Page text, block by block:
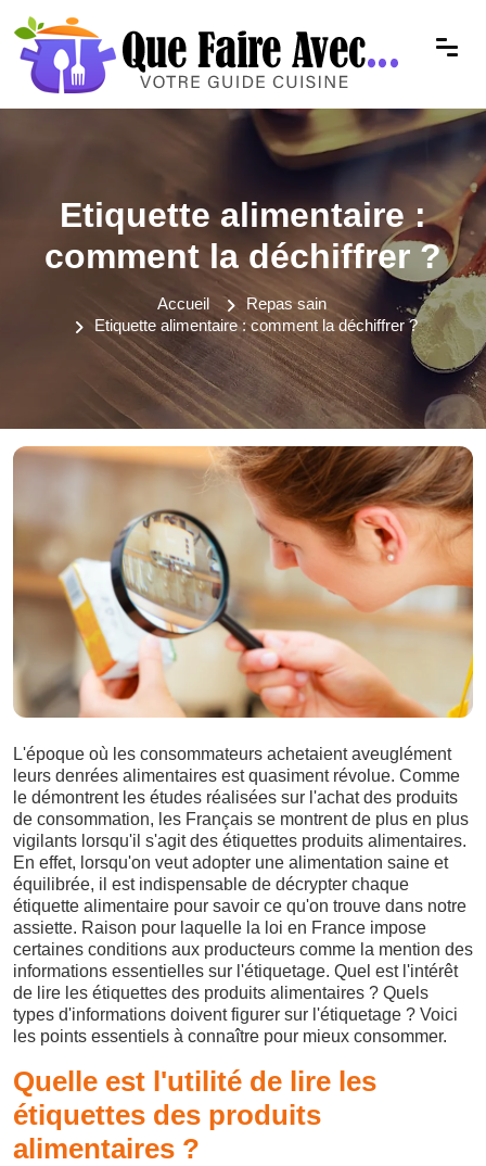
Etiquette alimentaire :
comment la déchiffrer ?
Accueil
Repas sain
Etiquette alimentaire : comment la déchiffrer ?
L'époque où les consommateurs achetaient aveuglément
leurs denrées alimentaires est quasiment révolue. Comme
le démontrent les études réalisées sur l'achat des produits
de consommation, les Français se montrent de plus en plus
vigilants lorsqu'il s'agit des étiquettes produits alimentaires.
En effet, lorsqu'on veut adopter une alimentation saine et
équilibrée, il est indispensable de décrypter chaque
étiquette alimentaire pour savoir ce qu'on trouve dans notre
assiette. Raison pour laquelle la loi en France impose
certaines conditions aux producteurs comme la mention des
informations essentielles sur l'étiquetage. Quel est l'intérêt
de lire les étiquettes des produits alimentaires ? Quels
types d'informations doivent figurer sur l'étiquetage ? Voici
les points essentiels à connaître pour mieux consommer.
Quelle est l'utilité de lire les
étiquettes des produits
alimentaires ?